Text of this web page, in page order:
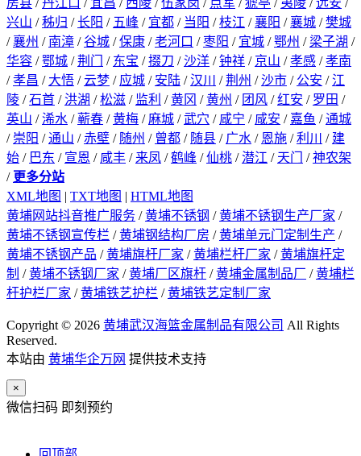
房县 /丹江口 / 宜昌 / 西陵 /伍家岗 / 点军 /猇亭 / 夷陵 /远安 /
兴山 /秭归 /长阳 / 五峰 / 宜都 / 当阳 /枝江 /襄阳 /襄城 /樊城
/襄州 / 南漳 /谷城 /保康 /老河口 /枣阳 / 宜城 /鄂州 / 梁子湖 /
华容 /鄂城 /荆门 / 东宝 /掇刀 /沙洋 /钟祥 / 京山 /孝感 /孝南
/孝昌 / 大悟 /云梦 / 应城 / 安陆 /汉川 /荆州 /沙市 / 公安 / 江
陵 /石首 / 洪湖 /松滋 / 监利 /黄冈 /黄州 / 团风 /红安 / 罗田 /
英山 /浠水 /蕲春 /黄梅 / 麻城 /武穴 / 咸宁 / 咸安 / 嘉鱼 /通城
/ 崇阳 /通山 /赤壁 / 随州 / 曾都 / 随县 / 广水 / 恩施 /利川 / 建
始 / 巴东 / 宣恩 / 咸丰 / 来凤 /鹤峰 /仙桃 /潜江 / 天门 /神农架
/ 更多分站
XML地图 | TXT地图 | HTML地图
黄埔网站抖音推广服务 /黄埔不锈钢 /黄埔不锈钢生产厂家 /
黄埔不锈钢宣传栏 /黄埔钢结构厂房 /黄埔单元门定制生产 /
黄埔不锈钢产品 /黄埔旗杆厂家 /黄埔栏杆厂家 /黄埔旗杆定
制 /黄埔不锈钢厂家 /黄埔厂区旗杆 /黄埔金属制品厂 /黄埔栏
杆护栏厂家 /黄埔铁艺护栏 /黄埔铁艺定制厂家
Copyright © 2026 黄埔武汉海篮金属制品有限公司 All Rights
Reserved.
本站由 黄埔华企万网 提供技术支持
×
微信扫码 即刻预约